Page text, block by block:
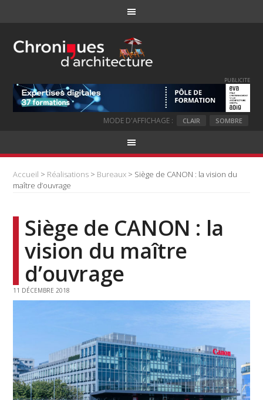
PUBLICITE
MODE D'AFFICHAGE : CLAIR SOMBRE
Accueil > Réalisations > Bureaux > Siège de CANON : la vision du
maître d’ouvrage
Siège de CANON : la
vision du maître
d’ouvrage
11 DÉCEMBRE 2018